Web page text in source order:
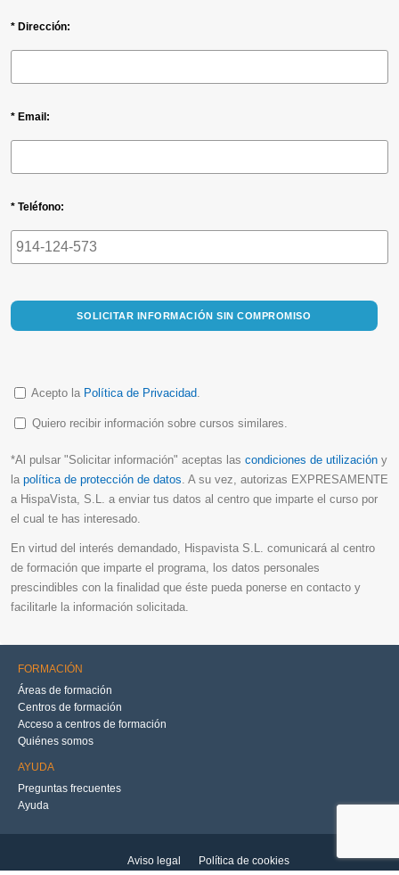
* Dirección:
* Email:
* Teléfono:
SOLICITAR INFORMACIÓN SIN COMPROMISO
Acepto la Política de Privacidad.
Quiero recibir información sobre cursos similares.
*Al pulsar "Solicitar información" aceptas las condiciones de utilización y
la política de protección de datos. A su vez, autorizas EXPRESAMENTE
a HispaVista, S.L. a enviar tus datos al centro que imparte el curso por
el cual te has interesado.
En virtud del interés demandado, Hispavista S.L. comunicará al centro
de formación que imparte el programa, los datos personales
prescindibles con la finalidad que éste pueda ponerse en contacto y
facilitarle la información solicitada.
FORMACIÓN
Áreas de formación
Centros de formación
Acceso a centros de formación
Quiénes somos
AYUDA
Preguntas frecuentes
Ayuda
Aviso legal Política de cookies